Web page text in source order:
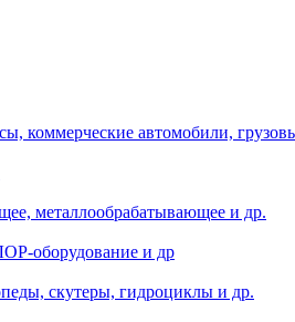
коммерческие автомобили,
металлообрабатывающее и др.
оборудование и др
скутеры, гидроциклы и др.